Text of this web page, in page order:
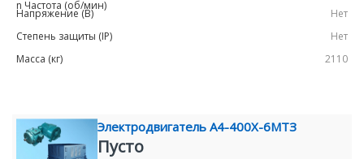
Нет
Нет
2110
Электродвигатель А4-400Х-6МТЗ
Пусто